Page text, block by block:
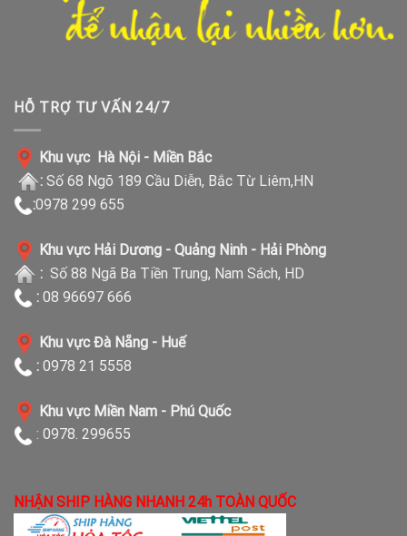
HỖ TRỢ TƯ VẤN 24/7
Khu vực Hà Nội - Miền Bắc
: Số 68 Ngõ 189 Cầu Diễn, Bắc Từ Liêm,HN
:0978 299 655
Khu vực Hải Dương - Quảng Ninh - Hải Phòng
: Số 88 Ngã Ba Tiền Trung, Nam Sách, HD
: 08 96697 666
Khu vực Đà Nẵng - Huế
: 0978 21 5558
Khu vực Miền Nam - Phú Quốc
: 0978. 299655
NHẬN SHIP HÀNG NHANH 24h TOÀN QUỐC